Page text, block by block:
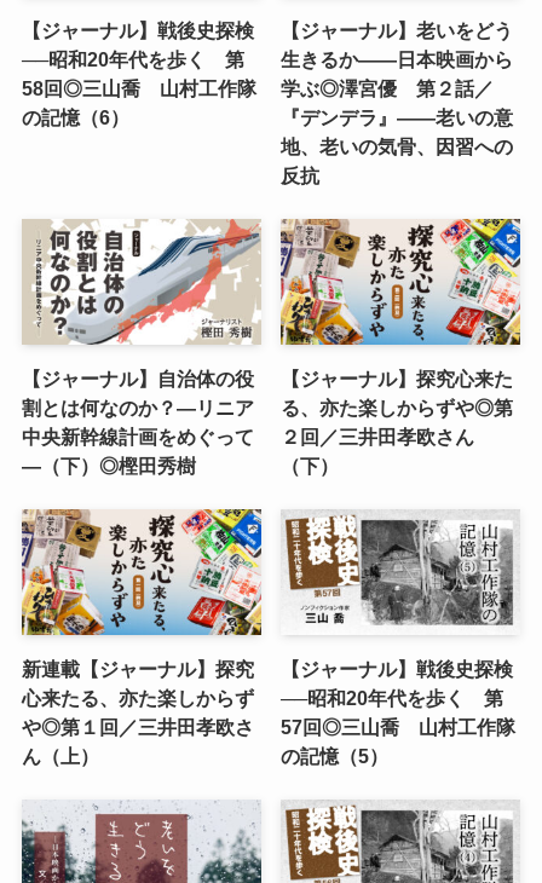
【ジャーナル】戦後史探検
──昭和20年代を歩く 第
58回◎三山喬 山村工作隊
の記憶（6）
【ジャーナル】老いをどう
生きるか――日本映画から
学ぶ◎澤宮優 第２話／
『デンデラ』――老いの意
地、老いの気骨、因習への
反抗
【ジャーナル】自治体の役
割とは何なのか？―リニア
中央新幹線計画をめぐって
―（下）◎樫田秀樹
【ジャーナル】探究心来た
る、亦た楽しからずや◎第
２回／三井田孝欧さん
（下）
新連載【ジャーナル】探究
心来たる、亦た楽しからず
や◎第１回／三井田孝欧さ
ん（上）
【ジャーナル】戦後史探検
──昭和20年代を歩く 第
57回◎三山喬 山村工作隊
の記憶（5）